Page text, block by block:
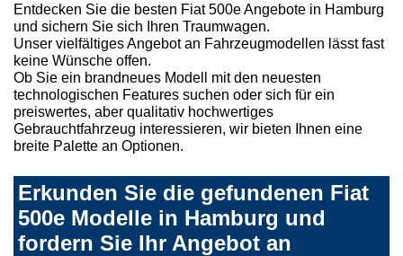
Entdecken Sie die besten Fiat 500e Angebote in Hamburg
und sichern Sie sich Ihren Traumwagen.
Unser vielfältiges Angebot an Fahrzeugmodellen lässt fast
keine Wünsche offen.
Ob Sie ein brandneues Modell mit den neuesten
technologischen Features suchen oder sich für ein
preiswertes, aber qualitativ hochwertiges
Gebrauchtfahrzeug interessieren, wir bieten Ihnen eine
breite Palette an Optionen.
Erkunden Sie die gefundenen Fiat
500e Modelle in Hamburg und
fordern Sie Ihr Angebot an